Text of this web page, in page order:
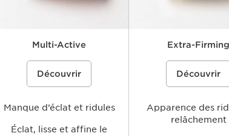
Multi-Active
gamme de soins anti-âge,
à partir du Skin Charger
les ridules, affiner le grain
Découvrir
Manque d’éclat et ridules
Éclat, lisse et affine le
Extra-Firming
Une gamme de soins qui
signes visibles de l'âge liés
rides, raffermir, repulper et
les contours du visage.
Découvrir
Apparence des
relâchement